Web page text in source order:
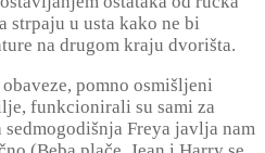
strpaju u usta kako ne bi
na drugom kraju dvorišta.
pomno osmišljeni
funkcionirali su sami za
Freya javlja nam